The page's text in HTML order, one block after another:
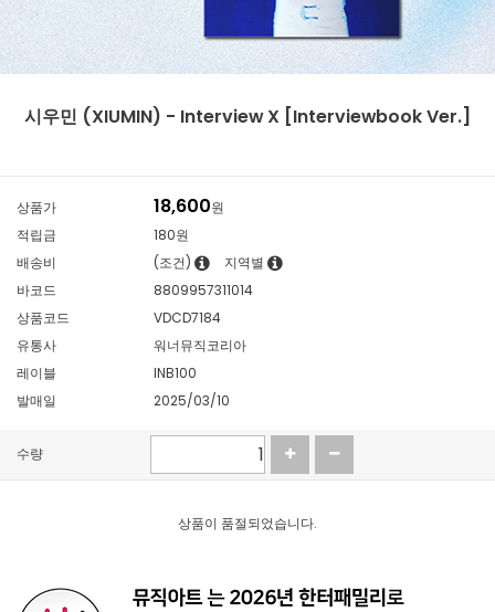
시우민 (XIUMIN) - Interview X [Interviewbook Ver.]
상품가 18,600원
적립금
180원
배송비
(조건)
지역별
바코드
8809957311014
상품코드
VDCD7184
유통사
워너뮤직코리아
레이블
INB100
발매일
2025/03/10
수량
상품이 품절되었습니다.